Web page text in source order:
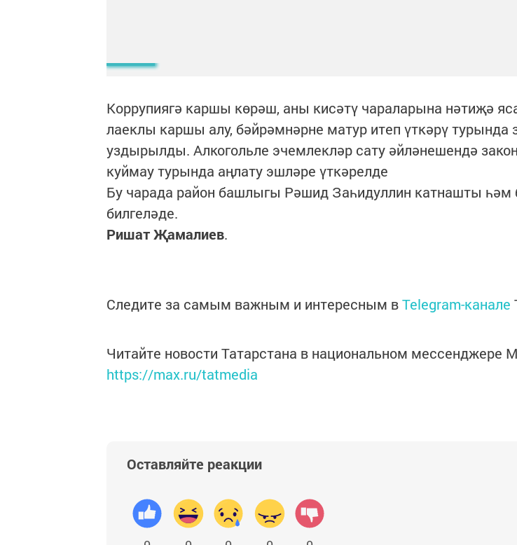
Коррупиягә каршы көрәш, аны кисәтү чараларына нәтиҗә
лаеклы каршы алу, бәйрәмнәрне матур итеп үткәрү турында
уздырылды. Алкогольле эчемлекләр сату әйләнешендә
куймау турында аңлату эшләре үткәрелде
Бу чарада район башлыгы Рәшид Заһидуллин катнашты һәм
билгеләде.
Ришат Җамалиев.
Следите за самым важным и интересным вTelegram-канале
Читайте новости Татарстана в национальном мессенджере
https://max.ru/tatmedia
Оставляйте реакции